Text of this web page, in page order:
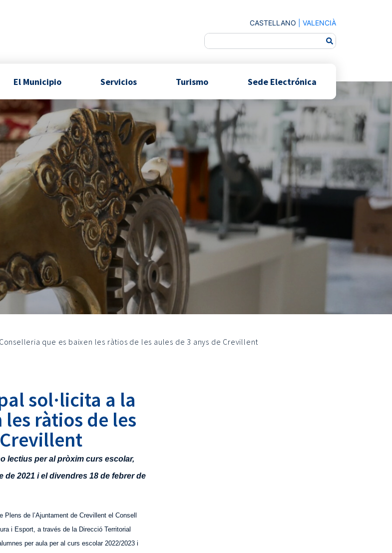
CASTELLANO VALENCIÀ
El Municipio Servicios Turismo Sede Electrónica
que es baixen les ràtios de les aules de 3 anys de Crevillent
sol·licita a la
ràtios de les
lectius per al pròxim curs escolar,
de 2021 i el divendres 18 de febrer de
de l’Ajuntament de Crevillent el Consell
i Esport, a través de la Direcció Territorial
per aula per al curs escolar 2022/2023 i